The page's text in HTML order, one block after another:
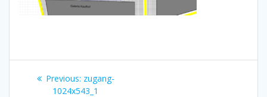
Beitragsnavigation
Previous: Previous
post:
zugang-
1024x543_1